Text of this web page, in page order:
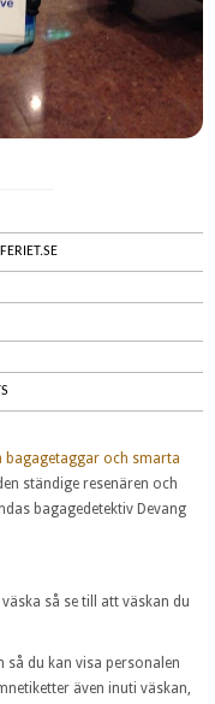
bagagetaggar och smarta
ständige resenären och
bagagedetektiv Devang
så se till att väskan du
du kan visa personalen
även inuti väskan,